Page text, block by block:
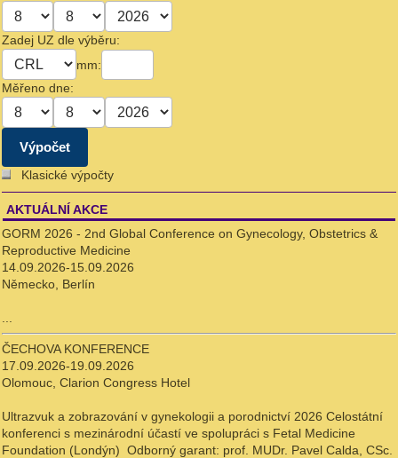
AKTUÁLNÍ AKCE
GORM 2026 - 2nd Global Conference on Gynecology, Obstetrics &
Reproductive Medicine
14.09.2026-15.09.2026
Německo, Berlín
ČECHOVA KONFERENCE
17.09.2026-19.09.2026
Olomouc, Clarion Congress Hotel
Ultrazvuk a zobrazování v gynekologii a porodnictví 2026 Celostátní
konferenci s mezinárodní účastí ve spolupráci s Fetal Medicine
Foundation (Londýn) Odborný garant: prof. MUDr. Pavel Calda, CSc.
Zadej UZ dle výběru:
mm:
Měřeno dne:
Klasické výpočty